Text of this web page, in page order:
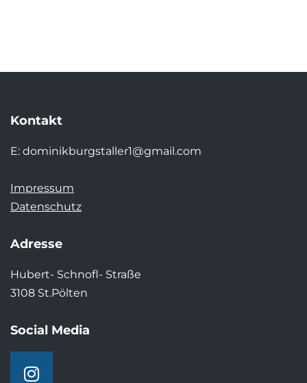
Kontakt
E: dominikburgstaller1@gmail.com
Impressum
Datenschutz
Adresse
Hubert- Schnofl- Straße
3108 St.Pölten
Social Media